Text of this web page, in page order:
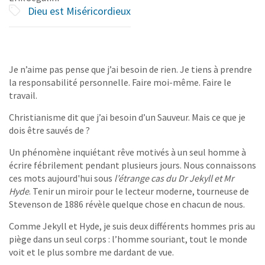
Dieu est Miséricordieux
Je n’aime pas pense que j’ai besoin de rien. Je tiens à prendre
la responsabilité personnelle. Faire moi-même. Faire le
travail.
Christianisme dit que j’ai besoin d’un Sauveur. Mais ce que je
dois être sauvés de ?
Un phénomène inquiétant rêve motivés à un seul homme à
écrire fébrilement pendant plusieurs jours. Nous connaissons
ces mots aujourd'hui sous l’étrange cas du Dr Jekyll et Mr
Hyde. Tenir un miroir pour le lecteur moderne, tourneuse de
Stevenson de 1886 révèle quelque chose en chacun de nous.
Comme Jekyll et Hyde, je suis deux différents hommes pris au
piège dans un seul corps : l’homme souriant, tout le monde
voit et le plus sombre me dardant de vue.